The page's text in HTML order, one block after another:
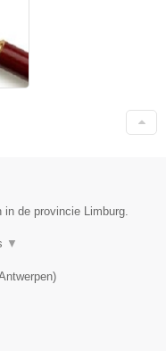
de provincie Limburg.
▼
)